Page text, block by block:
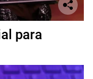
para